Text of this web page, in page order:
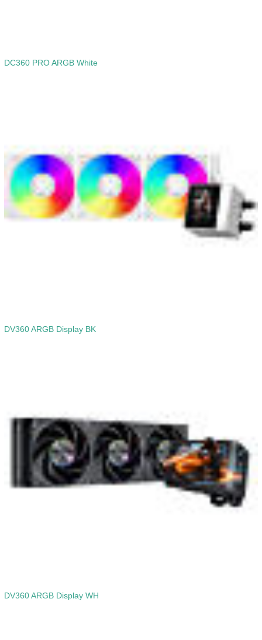
DC360 PRO ARGB White
DV360 ARGB Display BK
DV360 ARGB Display WH